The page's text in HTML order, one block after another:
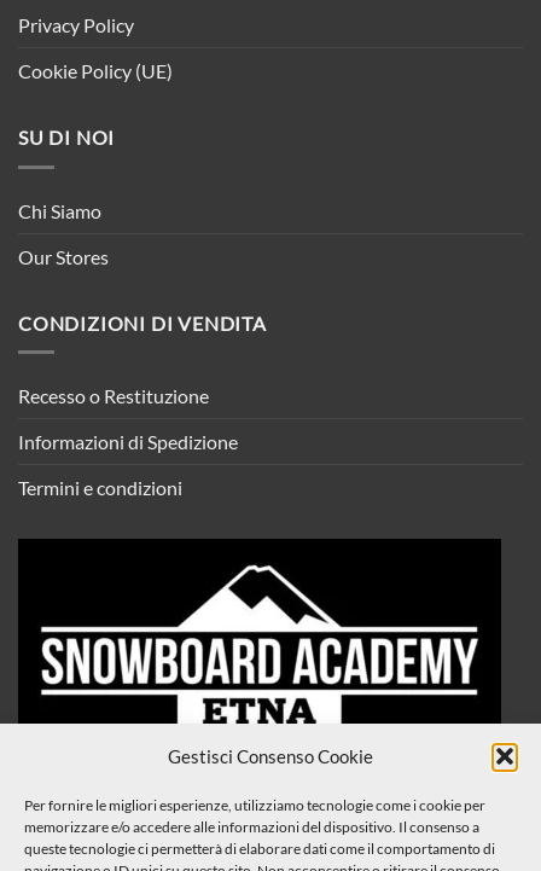
Gestisci Consenso Cookie
Per fornire le migliori esperienze, utilizziamo tecnologie come i cookie per
memorizzare e/o accedere alle informazioni del dispositivo. Il consenso a
queste tecnologie ci permetterà di elaborare dati come il comportamento di
Privacy Policy
Cookie Policy (UE)
SU DI NOI
Chi Siamo
Our Stores
CONDIZIONI DI VENDITA
Recesso o Restituzione
Informazioni di Spedizione
Termini e condizioni